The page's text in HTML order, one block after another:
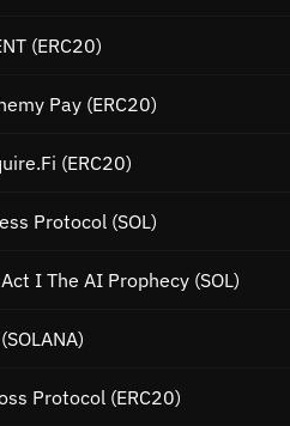
(ERC20)
Pay (ERC20)
(ERC20)
Protocol (SOL)
Act I The AI Prophecy (SOL)
(SOLANA)
Protocol (ERC20)